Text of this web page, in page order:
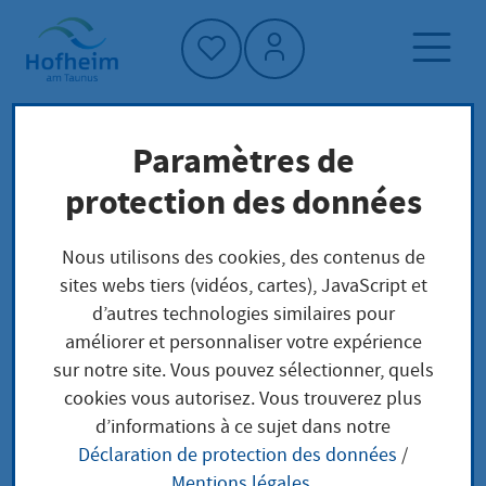
Accueil"
Page d'accueil
Trouver un service
Structure administrative
Fachbereich - Büro des Bürgermeisters
Fachbereich - Büro des
Bürgermeisters
Paramètres de
protection des données
Nous utilisons des cookies, des contenus de
sites webs tiers (vidéos, cartes), JavaScript et
d’autres technologies similaires pour
améliorer et personnaliser votre expérience
sur notre site. Vous pouvez sélectionner, quels
cookies vous autorisez. Vous trouverez plus
d’informations à ce sujet dans notre
Déclaration de protection des données /